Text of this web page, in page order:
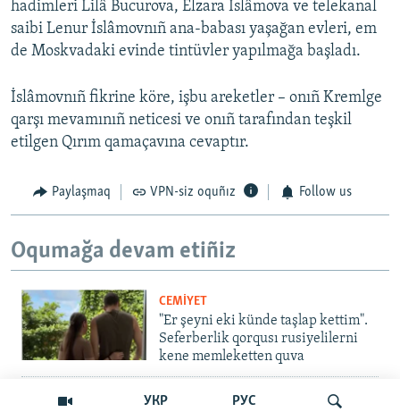
УКР РУС
hadimleri Lilâ Bucurova, Elzara İslâmova ve telekanal
saibi Lenur İslâmovnıñ ana-babası yaşağan evleri, em
de Moskvadaki evinde tintüvler yapılmağa başladı.
İslâmovnıñ fikrine köre, işbu areketler – onıñ Kremlge
qarşı mevamınıñ neticesi ve onıñ tarafından teşkil
etilgen Qırım qamaçavına cevaptır.
Paylaşmaq VPN-siz oquñız Follow us
Oqumağa devam etiñiz
CEMİYET
"Er şeyni eki künde taşlap kettim".
Seferberlik qorqusı rusiyelilerni
kene memleketten quva
İNSAN AQLARI